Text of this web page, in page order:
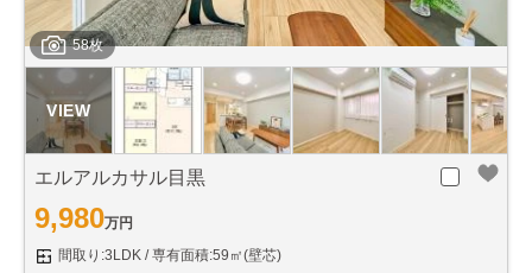
58枚
エルアルカサル目黒
9,980万円
間取り:3LDK
専有面積:59㎡(壁芯)